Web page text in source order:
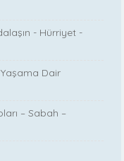
- Hürriyet -
Yaşama Dair
– Sabah –